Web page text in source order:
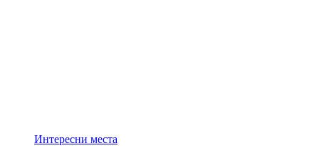
Интересни места